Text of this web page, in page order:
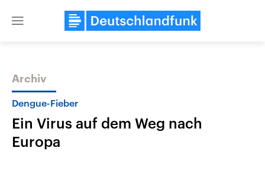
Close
Themen
Archiv
Dengue-Fieber
Ein Virus auf dem Weg nach
Europa